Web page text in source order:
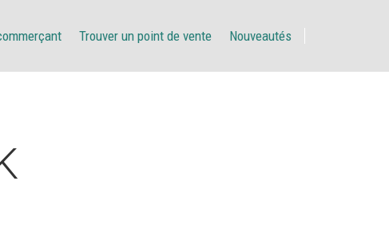
Trouver un point de vente Nouveautés